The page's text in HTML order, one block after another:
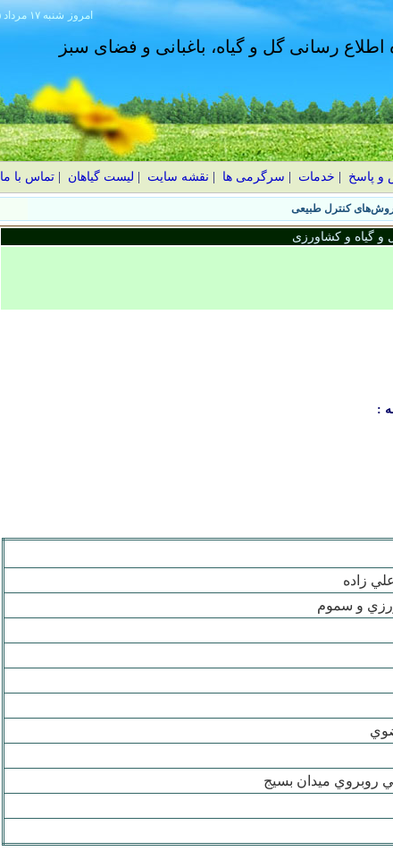
۱۴۰۵ شنبه ۱۷ مرداد امروز
اطلاع رسانی گل و گیاه، باغبانی و فضای سبز
پاسخ خدمات سرگرمی ها نقشه سایت لیست گیاهان |تماس با ما
و گیاه و کشاورزی
:
زاده
و سموم
روبروي ميدان بسيج